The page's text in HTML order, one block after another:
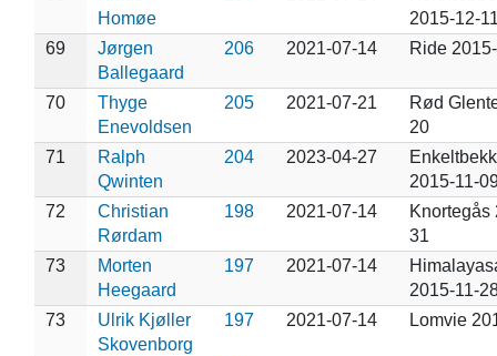
Homøe
2015-12-
69
Jørgen
Ballegaard
206 2021-07-14 Ride
70
Thyge
Enevoldsen
205 2021-07-21
Rød
20
71
Ralph
Qwinten
204 2023-04-27
2015-11-
72
Christian
Rørdam
198 2021-07-14
Knortegås
31
73
Morten
Heegaard
197 2021-07-14
2015-11-
73
Ulrik Kjøller
Skovenborg
197 2021-07-14 Lomvie